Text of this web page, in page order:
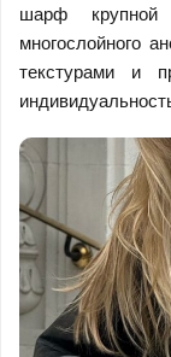
шарф крупной
многослойного
текстурами и